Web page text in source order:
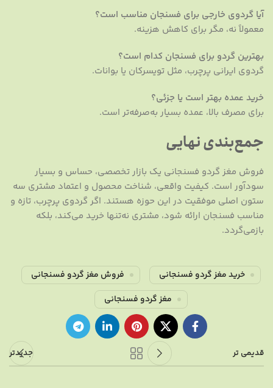
آیا گردوی خارجی برای فسنجان مناسب است؟
معمولاً نه، مگر برای کاهش هزینه.
بهترین گردو برای فسنجان کدام است؟
گردوی ایرانی پرچرب، مثل تویسرکان یا بوانات.
خرید عمده بهتر است یا جزئی؟
برای مصرف بالا، عمده بسیار به‌صرفه‌تر است.
جمع‌بندی نهایی
فروش مغز گردو فسنجانی یک بازار تخصصی، حساس و بسیار
سودآور است. کیفیت واقعی، شناخت محصول و اعتماد مشتری سه
ستون اصلی موفقیت در این حوزه هستند. اگر گردوی پرچرب، تازه و
مناسب فسنجان ارائه شود، مشتری نه‌تنها خرید می‌کند، بلکه
بازمی‌گردد.
خرید مغز گردو فسنجانی
فروش مغز گردو فسنجانی
مغز گردو فسنجانی
جدیدتر قدیمی تر